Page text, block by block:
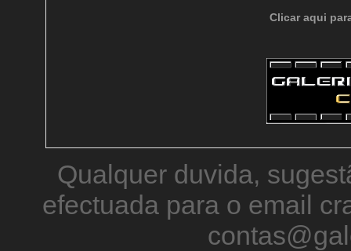
Clicar aqui
Qualquer duvida,
efectuada para o email